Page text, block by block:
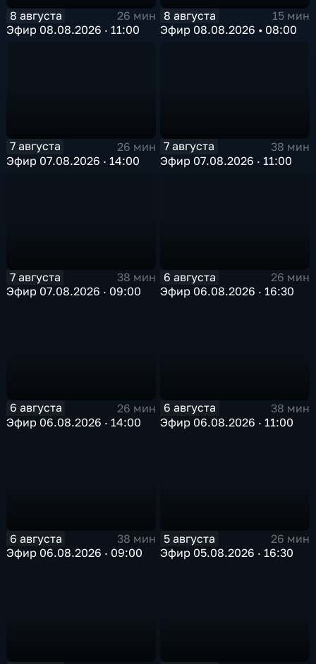
8 августа
26 мин
Эфир 08.08.2026 · 11:00
8 августа
15 мин
Эфир 08.08.2026 • 08:00
7 августа
26 мин
Эфир 07.08.2026 · 14:00
7 августа
38 мин
Эфир 07.08.2026 · 11:00
7 августа
38 мин
Эфир 07.08.2026 · 09:00
6 августа
26 мин
Эфир 06.08.2026 · 16:30
6 августа
26 мин
Эфир 06.08.2026 · 14:00
6 августа
38 мин
Эфир 06.08.2026 · 11:00
6 августа
38 мин
Эфир 06.08.2026 · 09:00
5 августа
26 мин
Эфир 05.08.2026 · 16:30